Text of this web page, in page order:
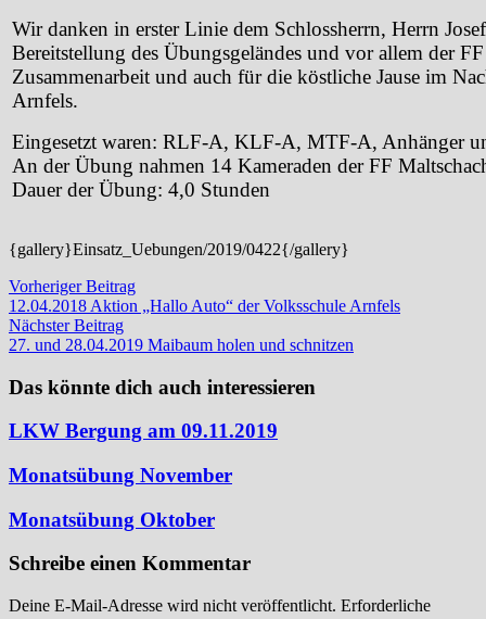
Wir danken in erster Linie dem Schlossherrn, Herrn
Bereitstellung des Übungsgeländes und vor allem der
Zusammenarbeit und auch für die köstliche Jause im
Arnfels.
Eingesetzt waren: RLF-A, KLF-A, MTF-A, Anhänger
An der Übung nahmen 14 Kameraden der FF
Dauer der Übung: 4,0 Stunden
{gallery}Einsatz_Uebungen/2019/0422{/gallery}
Beitragsnavigation
Vorheriger BeitragVorheriger
Beitrag:
12.04.2018 Aktion „Hallo Auto“ der Volksschule Arnfels
Nächster BeitragNächster
Beitrag:
27. und 28.04.2019 Maibaum holen und schnitzen
Das könnte dich auch interessieren
LKW Bergung am 09.11.2019
Monatsübung November
Monatsübung Oktober
Schreibe einen Kommentar
Deine E-Mail-Adresse wird nicht veröffentlicht. Erforderliche